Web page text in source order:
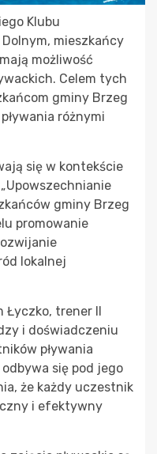
Klubu
mieszkańcy
możliwość
Celem tych
gminy Brzeg
różnymi
się w kontekście
gminy Brzeg
promowanie
lokalnej
trener II
i doświadczeniu
pływania
się pod jego
że każdy uczestnik
i efektywny